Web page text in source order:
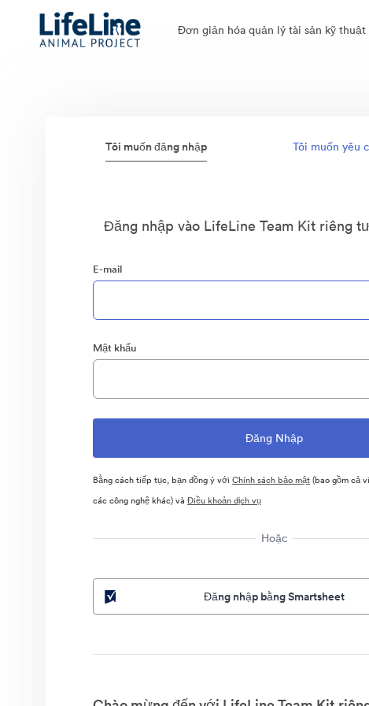
Đơn giản hóa quản lý tài sản kỹ thuật
Tôi muốn đăng nhập Tôi muốn yêu
Đăng nhập vào LifeLine Team Kit riêng
E-mail
Mật khẩu
Bằng cách tiếp tục, bạn đồng ý vớiChính sách bảo mật(bao gồm cả
các công nghệ khác) vàĐiều khoản dịch vụ
Hoặc
Đăng nhập bằng Smartsheet